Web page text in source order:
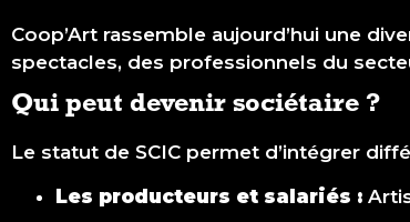
Coop’Art rassemble aujourd’hui une
spectacles, des professionnels du
Qui peut devenir sociétaire ?
Le statut de SCIC permet d’intégrer
Les producteurs et salariés :